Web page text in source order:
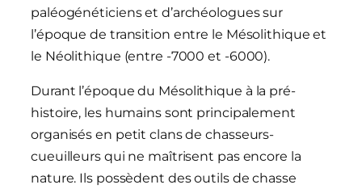
paléogénéticiens et d’archéologues sur
l’époque de transition entre le Mésolithique et
le Néolithique (entre -7000 et -6000).
Durant l’époque du Mésolithique à la pré-
histoire, les humains sont principalement
organisés en petit clans de chasseurs-
cueuilleurs qui ne maîtrisent pas encore la
nature. Ils possèdent des outils de chasse